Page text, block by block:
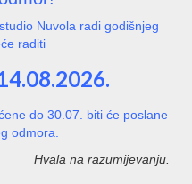
kampove i sl.
Nuvola radi godišnjeg
raditi
do 30.07. biti će poslane
odmora.
Hvala na razumijevanju.